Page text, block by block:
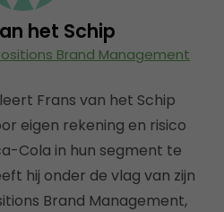
het Schip
Brand Management
Frans van het Schip
eigen rekening en risico
Cola in hun segment te
hij onder de vlag van zijn
Brand Management,